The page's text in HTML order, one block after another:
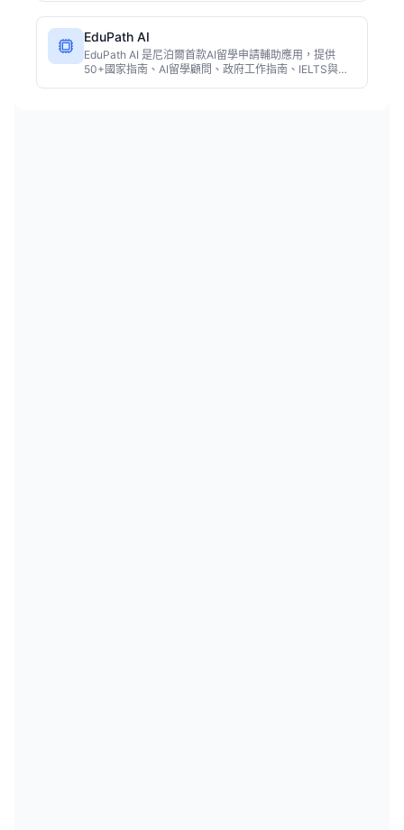
EduPath AI
EduPath AI 是尼泊爾首款AI留學申請輔助應用，提供
50+國家指南、AI留學顧問、政府工作指南、IELTS與